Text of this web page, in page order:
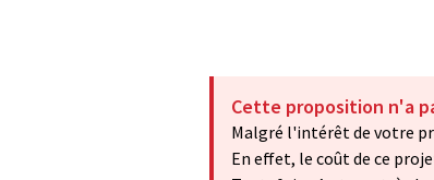
Cette proposition n'a
Malgré l'intérêt de votre
En effet, le coût de ce